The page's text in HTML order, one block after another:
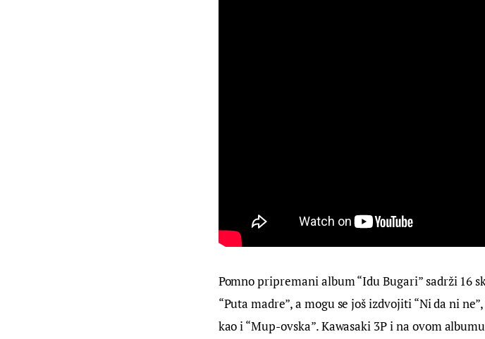
Pomno pripremani album “Idu Bugari” sadrži 16
“Puta madre”, a mogu se još izdvojiti “Ni da ni
kao i “Mup-ovska”. Kawasaki 3P i na ovom